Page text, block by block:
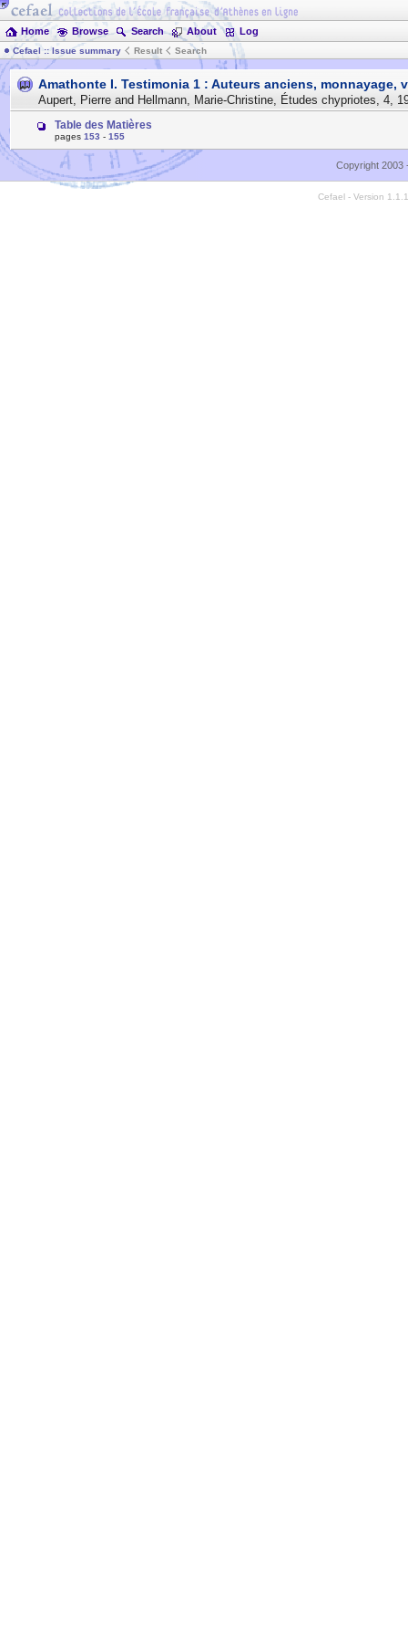
Home Browse Search About Log
Cefael :: Issue summary Result Search
Amathonte I. Testimonia 1 : Auteurs anciens,
Aupert, Pierre and Hellmann, Marie-Christine, Études chypriotes, 4,
Table des Matières
pages 153 - 155
Copyright 2003
Cefael - Version